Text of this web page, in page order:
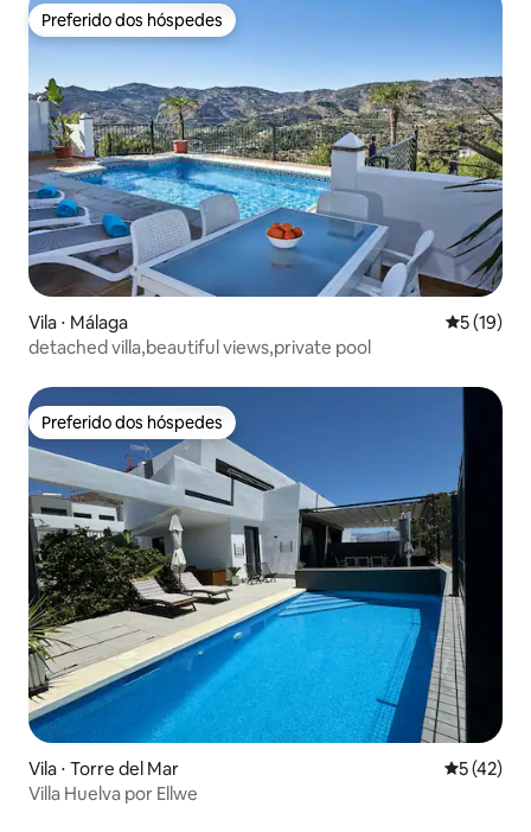
Preferido dos hóspedes
Preferido dos hóspedes
Vila ⋅ Málaga 5 de uma
5 (19)
detached villa,beautiful views,private pool
Preferido dos hóspedes
Preferido dos hóspedes
Vila ⋅ Torre del Mar 5 de uma
5 (42)
Villa Huelva por Ellwe